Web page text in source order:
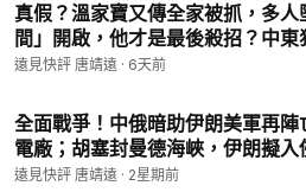
真假？溫家寶又傳全家被抓，多
間」開啟，他才是最後殺招？中東
加入了？| 靖遠開講 | 唐靖遠 |
遠見快評 唐靖遠 · 6天前
全面戰爭！中俄暗助伊朗美軍再
電廠；胡塞封曼德海峽，伊朗擬入
唐靖遠 | 2026.07.20 #美伊戰爭 #
遠見快評 唐靖遠 · 2星期前